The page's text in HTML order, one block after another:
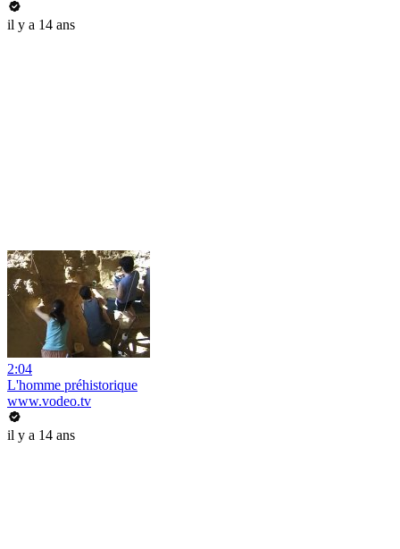
il y a 14 ans
2:04
L'homme préhistorique
www.vodeo.tv
il y a 14 ans